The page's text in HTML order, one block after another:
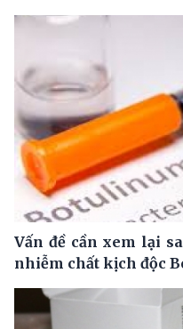
Vấn đề cần xem lại
nhiễm chất kịch độc